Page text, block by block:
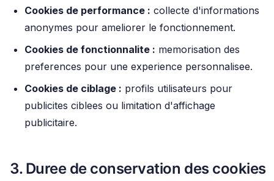
Cookies de performance : collecte d'informations
anonymes pour ameliorer le fonctionnement.
Cookies de fonctionnalite : memorisation des
preferences pour une experience personnalisee.
Cookies de ciblage : profils utilisateurs pour
publicites ciblees ou limitation d'affichage
publicitaire.
3. Duree de conservation des cookies